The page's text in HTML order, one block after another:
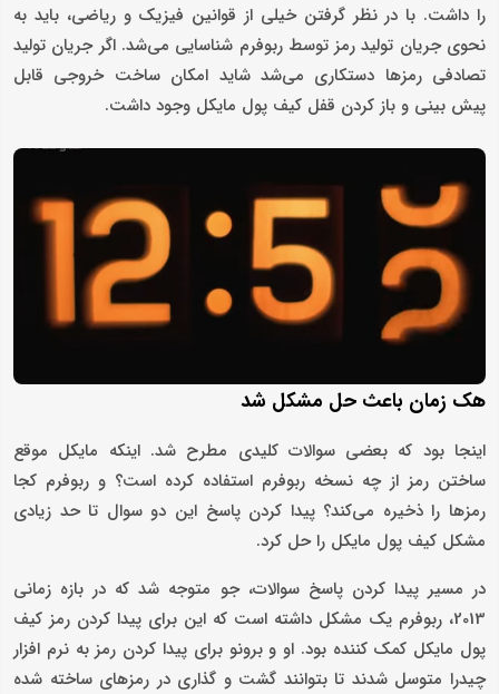
را داشت. با در نظر گرفتن خیلی از قوانین فیزیک و ریاضی، باید به
نحوی جریان تولید رمز توسط ربوفرم شناسایی می‌شد. اگر جریان تولید
تصادفی رمزها دستکاری می‌شد شاید امکان ساخت خروجی قابل
پیش بینی و باز کردن قفل کیف پول مایکل وجود داشت.
هک زمان باعث حل مشکل شد
اینجا بود که بعضی سوالات کلیدی مطرح شد. اینکه مایکل موقع
ساختن رمز از چه نسخه ربوفرم استفاده کرده است؟ و ربوفرم کجا
رمزها را ذخیره می‌کند؟ پیدا کردن پاسخ این دو سوال تا حد زیادی
مشکل کیف پول مایکل را حل کرد.
در مسیر پیدا کردن پاسخ سوالات، جو متوجه شد که در بازه زمانی
2013، ربوفرم یک مشکل داشته است که این برای پیدا کردن رمز کیف
پول مایکل کمک کننده بود. او و برونو برای پیدا کردن رمز به نرم افزار
چیدرا متوسل شدند تا بتوانند گشت و گذاری در رمزهای ساخته شده